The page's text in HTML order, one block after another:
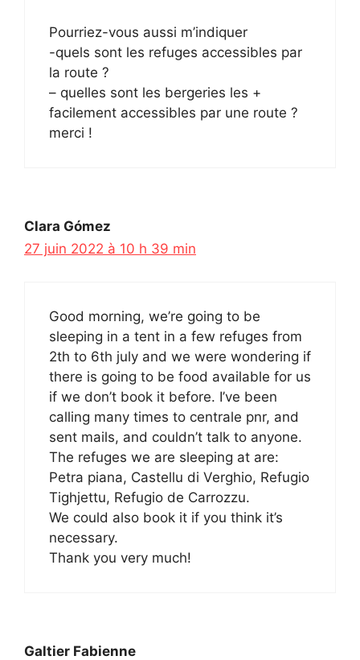
Pourriez-vous aussi m’indiquer
-quels sont les refuges accessibles par
la route ?
– quelles sont les bergeries les +
facilement accessibles par une route ?
merci !
Clara Gómez
27 juin 2022 à 10 h 39 min
Good morning, we’re going to be
sleeping in a tent in a few refuges from
2th to 6th july and we were wondering if
there is going to be food available for us
if we don’t book it before. I’ve been
calling many times to centrale pnr, and
sent mails, and couldn’t talk to anyone.
The refuges we are sleeping at are:
Petra piana, Castellu di Verghio, Refugio
Tighjettu, Refugio de Carrozzu.
We could also book it if you think it’s
necessary.
Thank you very much!
Galtier Fabienne